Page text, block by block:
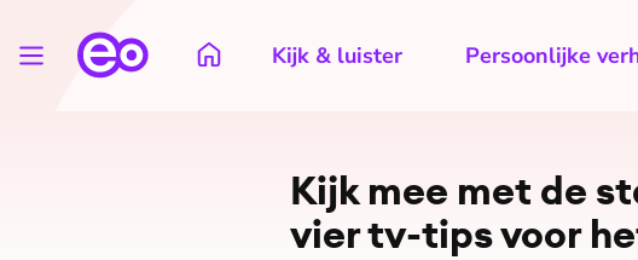
Kijk & luister Persoonlijke
Kijk mee met de
vier tv-tips voor